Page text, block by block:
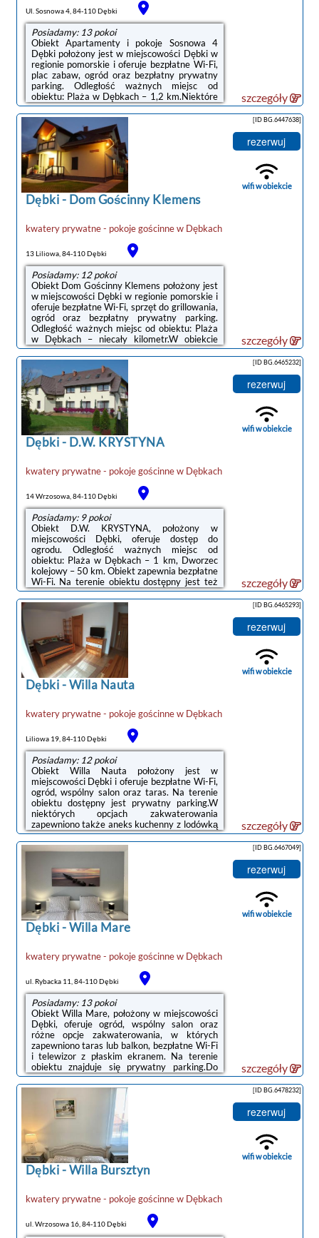
Ul. Sosnowa 4, 84-110 Dębki
Posiadamy: 13 pokoi
Obiekt Apartamenty i pokoje Sosnowa 4
Dębki położony jest w miejscowości Dębki w
regionie pomorskie i oferuje bezpłatne Wi-Fi,
plac zabaw, ogród oraz bezpłatny prywatny
parking. Odległość ważnych miejsc od
obiektu: Plaża w Dębkach – 1,2 km.Niektóre
opcje zakwaterowania wyposażono w
telewizor z płaskim ekranem i odtwarzacz
DVD. W niektórych opcjach znajduje się
prywatna łazienka z suszarką do włosów oraz
aneks kuchenny z lodówką.Na terenie obiektu
Apartamenty i pokoje Sosnowa 4 Dębki
dostępny jest taras i sprzęt do
grillowania.Odległość ważnych miejsc od
obiektu: ...
szczegóły
Dębki- Dom Gościnny Klemens
kwatery prywatne - pokoje gościnnew Dębkach
13 Liliowa, 84-110 Dębki
Posiadamy: 12 pokoi
Obiekt Dom Gościnny Klemens położony jest
w miejscowości Dębki w regionie pomorskie i
oferuje bezpłatne Wi-Fi, sprzęt do grillowania,
ogród oraz bezpłatny prywatny parking.
Odległość ważnych miejsc od obiektu: Plaża
w Dębkach – niecały kilometr.W obiekcie
Goście mogą grać w tenisa stołowego.
Okolica cieszy się popularnością wśród
miłośników jazdy na rowerze.Odległość
ważnych miejsc od obiektu: Dworzec
kolejowy – 50 km. Lotnisko Lotnisko Gdańsk-
Rębiechowo znajduje się 67 km od
obiektu.Doba hotelowa od godziny 14:00 do
10:00.Prosimy o wcześniejsze
poinformowanie ...
[ID BG.6447638]
rezerwuj
wifi w obiekcie
szczegóły
Dębki- D.W. KRYSTYNA
kwatery prywatne - pokoje gościnnew Dębkach
14 Wrzosowa, 84-110 Dębki
Posiadamy: 9 pokoi
Obiekt D.W. KRYSTYNA, położony w
miejscowości Dębki, oferuje dostęp do
ogrodu. Odległość ważnych miejsc od
obiektu: Plaża w Dębkach – 1 km, Dworzec
kolejowy – 50 km. Obiekt zapewnia bezpłatne
Wi-Fi. Na terenie obiektu dostępny jest też
prywatny parking.Wyposażenie obejmuje
także lodówkę i czajnik.Lotnisko Lotnisko
Gdańsk-Rębiechowo znajduje się 67 km od
obiektu.Doba hotelowa od godziny 15:00 do
10:00.W przypadku pobytu w obiekcie z
dziećmi należy pamiętać, że obiekt jest
prawnie zobowiązany do stosowania
standardów ochrony małoletnich, ustalenia
tożsamości małoletnich ...
[ID BG.6465232]
rezerwuj
wifi w obiekcie
szczegóły
Dębki-Willa Nauta
kwatery prywatne - pokoje gościnnew Dębkach
Liliowa 19, 84-110 Dębki
Posiadamy: 12 pokoi
Obiekt Willa Nauta położony jest w
miejscowości Dębki i oferuje bezpłatne Wi-Fi,
ogród, wspólny salon oraz taras. Na terenie
obiektu dostępny jest prywatny parking.W
niektórych opcjach zakwaterowania
zapewniono także aneks kuchenny z lodówką
i płytą kuchenną.Odległość ważnych miejsc
od obiektu: Plaża w Dębkach – niecały
Lotnisko Lotnisko Gdańsk-Rębiechowo
znajduje się 67 km od obiektu.Doba hotelowa
od godziny 15:00 do 10:00.W obiekcie
obowiązuje zakaz organizowania wieczorów
panieńskich, kawalerskich itp.Przed
przyjazdem należy ...
[ID BG.6465293]
rezerwuj
wifi w obiekcie
szczegóły
Dębki-Willa Mare
kwatery prywatne - pokoje gościnnew Dębkach
ul. Rybacka 11, 84-110 Dębki
Posiadamy: 13 pokoi
Obiekt Willa Mare, położony w miejscowości
Dębki, oferuje ogród, wspólny salon oraz
różne opcje zakwaterowania, w których
zapewniono taras lub balkon, bezpłatne Wi-Fi
i telewizor z płaskim ekranem. Na terenie
obiektu znajduje się prywatny parking.Do
dyspozycji Gości jest w pełni wyposażona
prywatna łazienka z prysznicem i suszarką do
włosów.W obiekcie znajduje się plac zabaw, a
okolica jest popularna wśród miłośników
jazdy na rowerze.Odległość ważnych miejsc
od obiektu: Plaża w Dębkach – 800 m.
Lotnisko Lotnisko Gdańsk-Rębiechowo
znajduje się 68 km od obiektu.Doba ...
[ID BG.6467049]
rezerwuj
wifi w obiekcie
szczegóły
Dębki-Willa Bursztyn
kwatery prywatne - pokoje gościnnew Dębkach
ul. Wrzosowa 16, 84-110 Dębki
[ID BG.6478232]
rezerwuj
wifi w obiekcie